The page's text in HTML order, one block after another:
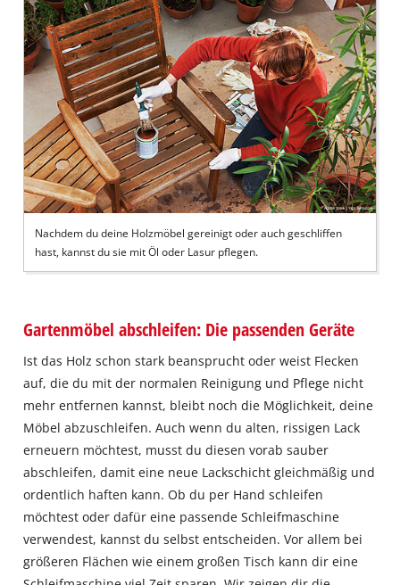
Nachdem du deine Holzmöbel gereinigt oder auch geschliffen
hast, kannst du sie mit Öl oder Lasur pflegen.
Gartenmöbel abschleifen: Die passenden Geräte
Ist das Holz schon stark beansprucht oder weist Flecken
auf, die du mit der normalen Reinigung und Pflege nicht
mehr entfernen kannst, bleibt noch die Möglichkeit, deine
Möbel abzuschleifen. Auch wenn du alten, rissigen Lack
erneuern möchtest, musst du diesen vorab sauber
abschleifen, damit eine neue Lackschicht gleichmäßig und
ordentlich haften kann. Ob du per Hand schleifen
möchtest oder dafür eine passende Schleifmaschine
verwendest, kannst du selbst entscheiden. Vor allem bei
größeren Flächen wie einem großen Tisch kann dir eine